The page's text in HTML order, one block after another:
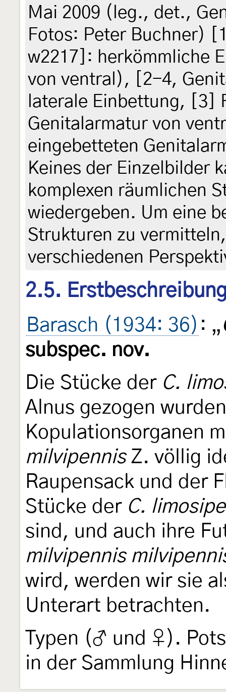
Mai 2009 (leg., det.,
Fotos: Peter Buchner)
w2217]: herkömmliche
von ventral), [2-4,
laterale Einbettung, [3]
Genitalarmatur von
eingebetteten
Keines der Einzelbilder
komplexen räumlichen
wiedergeben. Um eine
Strukturen zu
verschiedenen
2.5.
Barasch (1934: 36) : „
subspec. nov.
Die Stücke der C.
Alnus gezogen
Kopulationsorganen
milvipennisZ. völlig
Raupensack und der
Stücke der C.
sind, und auch ihre
milvipennis
wird, werden wir sie
Unterart betrachten.
Typen (♂ und ♀).
in der Sammlung